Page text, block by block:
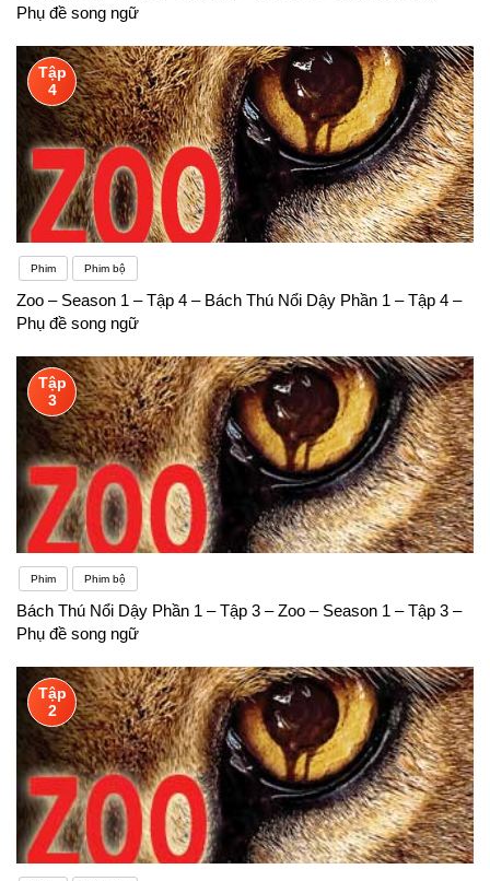
Phụ đề song ngữ
Tập
4
Phim Phim bộ
Zoo – Season 1 – Tập 4 – Bách Thú Nổi Dậy Phần 1 – Tập 4 –
Phụ đề song ngữ
Tập
3
Phim Phim bộ
Bách Thú Nổi Dậy Phần 1 – Tập 3 – Zoo – Season 1 – Tập 3 –
Phụ đề song ngữ
Tập
2